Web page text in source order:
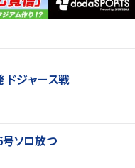
ドジャース戦
ソロ放つ